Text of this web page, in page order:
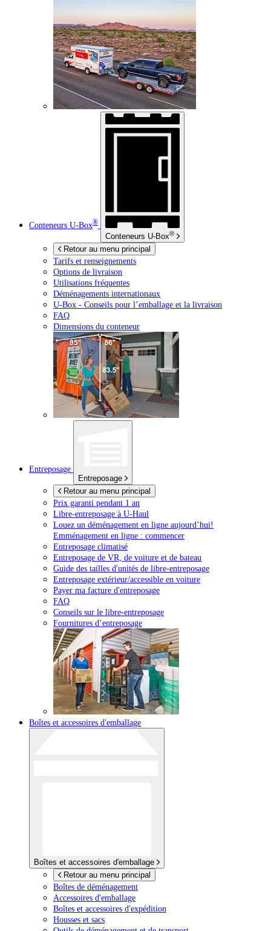
Conteneurs U-Box®
Conteneurs U-Box®
Retour au menu principal
Tarifs et renseignements
Options de livraison
Utilisations fréquentes
Déménagements internationaux
U-Box - Conseils pour l’emballage et la livraison
FAQ
Dimensions du conteneur
Entreposage
Entreposage
Retour au menu principal
Prix garanti pendant 1 an
Libre-entreposage à U-Haul
Louez un déménagement en ligne aujourd’hui!
Emménagement en ligne : commencer
Entreposage climatisé
Entreposage de VR, de voiture et de bateau
Guide des tailles d'unités de libre-entreposage
Entreposage extérieur/accessible en voiture
Payer ma facture d'entreposage
FAQ
Conseils sur le libre-entreposage
Fournitures d’entreposage
Boîtes et accessoires d'emballage
Boîtes et accessoires d'emballage
Retour au menu principal
Boîtes de déménagement
Accessoires d'emballage
Boîtes et accessoires d'expédition
Housses et sacs